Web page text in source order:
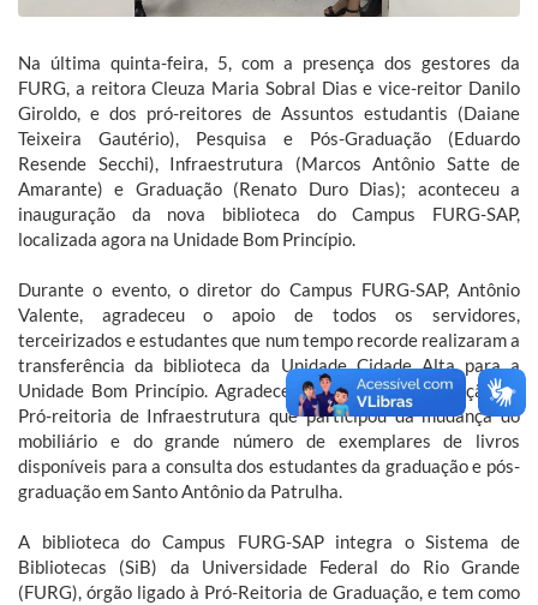
Na última quinta-feira, 5, com a presença dos gestores da
FURG, a reitora Cleuza Maria Sobral Dias e vice-reitor Danilo
Giroldo, e dos pró-reitores de Assuntos estudantis (Daiane
Teixeira Gautério), Pesquisa e Pós-Graduação (Eduardo
Resende Secchi), Infraestrutura (Marcos Antônio Satte de
Amarante) e Graduação (Renato Duro Dias); aconteceu a
inauguração da nova biblioteca do Campus FURG-SAP,
localizada agora na Unidade Bom Princípio.
Durante o evento, o diretor do Campus FURG-SAP, Antônio
Valente, agradeceu o apoio de todos os servidores,
terceirizados e estudantes que num tempo recorde realizaram a
transferência da biblioteca da Unidade Cidade Alta para a
Unidade Bom Princípio. Agradeceu também a colaboração da
Pró-reitoria de Infraestrutura que participou da mudança do
mobiliário e do grande número de exemplares de livros
disponíveis para a consulta dos estudantes da graduação e pós-
graduação em Santo Antônio da Patrulha.
A biblioteca do Campus FURG-SAP integra o Sistema de
Bibliotecas (SiB) da Universidade Federal do Rio Grande
(FURG), órgão ligado à Pró-Reitoria de Graduação, e tem como